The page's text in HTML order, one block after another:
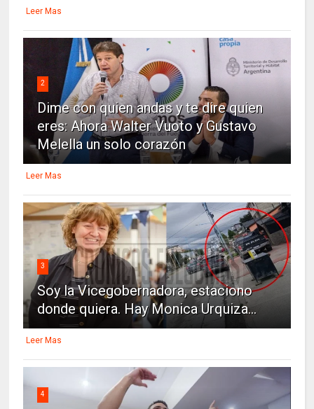
Leer Mas
2
Dime con quien andas y te dire quien
eres: Ahora Walter Vuoto y Gustavo
Melella un solo corazón
Leer Mas
3
Soy la Vicegobernadora, estaciono
donde quiera. Hay Monica Urquiza...
Leer Mas
4